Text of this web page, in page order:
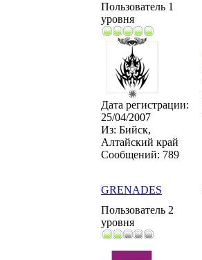
Пользователь 1
уровня
Дата регистрации:
25/04/2007
Из: Бийск,
Алтайский край
Сообщений: 789
GRENADES
Пользователь 2
уровня